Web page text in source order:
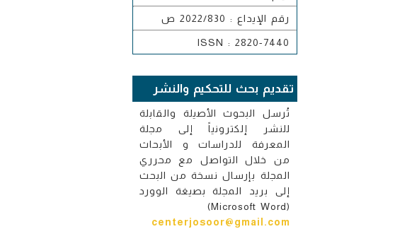
رقم الإيداع : 2022/830 ص
ISSN : 2820-7440
تقديم بحث للتحكيم والنشر
تُرسل البحوث الأصيلة والقابلة
للنشر إلكترونياً إلى مجلة
المعرفة للدراسات و الأبحاث
من خلال التواصل مع محرري
المجلة بإرسال نسخة من البحث
إلى بريد المجلة بصيغة الوورد
(Microsoft Word)
centerjosoor@gmail.com